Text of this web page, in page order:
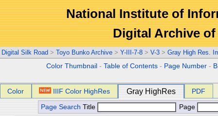
National Institute of
Digital Archive
Digital Silk Road > Toyo Bunko Archive > Y-III-7-8 > V-3 > Gray High Res.
Color Thumbnail -Table of Contents - Page Number -
Color IIIF Color HighRes Gray HighRes PDF
Page Search Title Page